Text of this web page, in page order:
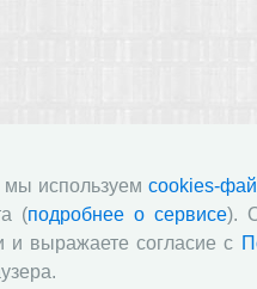
используем cookies-
(подробнее о сервисе).
и выражаете согласие с